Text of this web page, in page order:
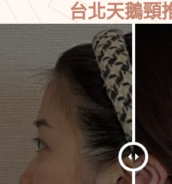
台北天鵝頸